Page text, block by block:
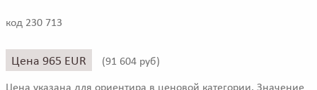
код 230 713
Цена 965 EUR (91 604 руб)